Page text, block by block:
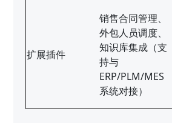
扩展插件
销售合同管理、
外包人员调度、
知识库集成（支
持与
ERP/PLM/MES
系统对接）